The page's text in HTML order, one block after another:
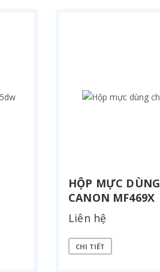
HỘP MỰC
CANON MF469X
Liên hệ
CHI TIẾT